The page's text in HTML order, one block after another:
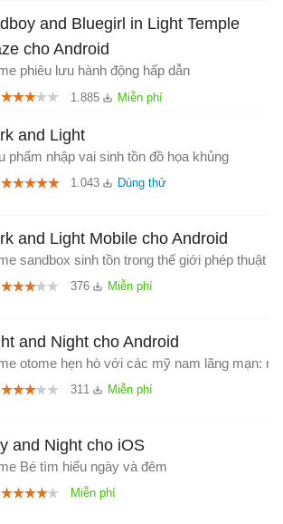
and Bluegirl in Light Temple
cho Android
phiêu lưu hành động hấp dẫn
1.885
and Light
phẩm nhập vai sinh tồn đồ họa khủng
1.043
and Light Mobile cho Android
sandbox sinh tồn trong thế giới phép thuật
376
and Night cho Android
otome hẹn hò với các mỹ nam lãng mạn:
311
and Night cho iOS
Bé tìm hiểu ngày và đêm